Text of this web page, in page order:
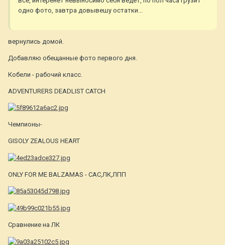
одно фото, завтра довывешу остатки...
вернулись домой.
Добавляю обещанные фото первого дня.
Кобели - рабочий класс.
ADVENTURERS DEADLIST CATCH
Чемпионы-
GISOLY ZEALOUS HEART
ONLY FOR ME BALZAMAS - САС,ЛК,ЛПП
Сравнение на ЛК